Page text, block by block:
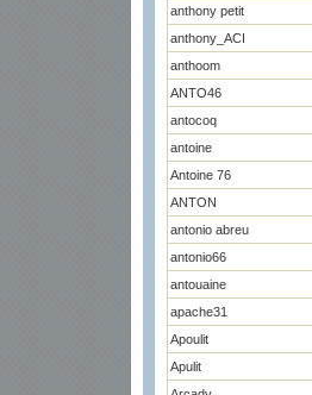
anthony petit
anthony_ACI
anthoom
ANTO46
antocoq
antoine
Antoine 76
ANTON
antonio abreu
antonio66
antouaine
apache31
Apoulit
Apulit